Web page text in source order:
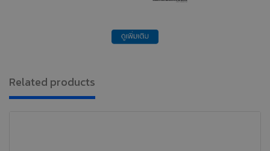
Related products